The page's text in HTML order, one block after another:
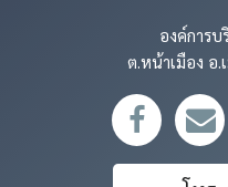
องค์การบ
ต.หน้าเมือง อ.